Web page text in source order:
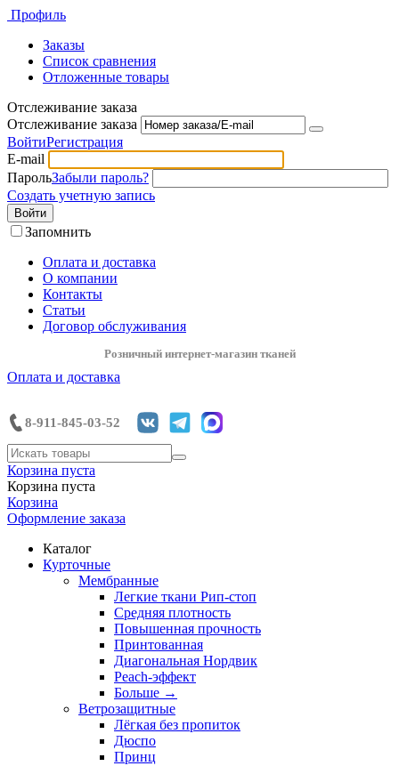
Профиль
Заказы
Список сравнения
Отложенные товары
Отслеживание заказа
Отслеживание заказа
ВойтиРегистрация
E-mail
ПарольЗабыли пароль?
Создать учетную запись
Войти
Запомнить
Оплата и доставка
О компании
Контакты
Статьи
Договор обслуживания
Розничный интернет-магазин тканей
Оплата и доставка
8-911-845-03-52
Корзина пуста
Корзина пуста
Корзина
Оформление заказа
Каталог
Курточные
Мембранные
Легкие ткани Рип-стоп
Средняя плотность
Повышенная прочность
Принтованная
Диагональная Нордвик
Peach-эффект
Больше →
Ветрозащитные
Лёгкая без пропиток
Дюспо
Принц